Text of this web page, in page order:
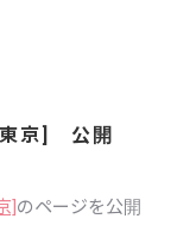
[東京] 公開
]のページを公開